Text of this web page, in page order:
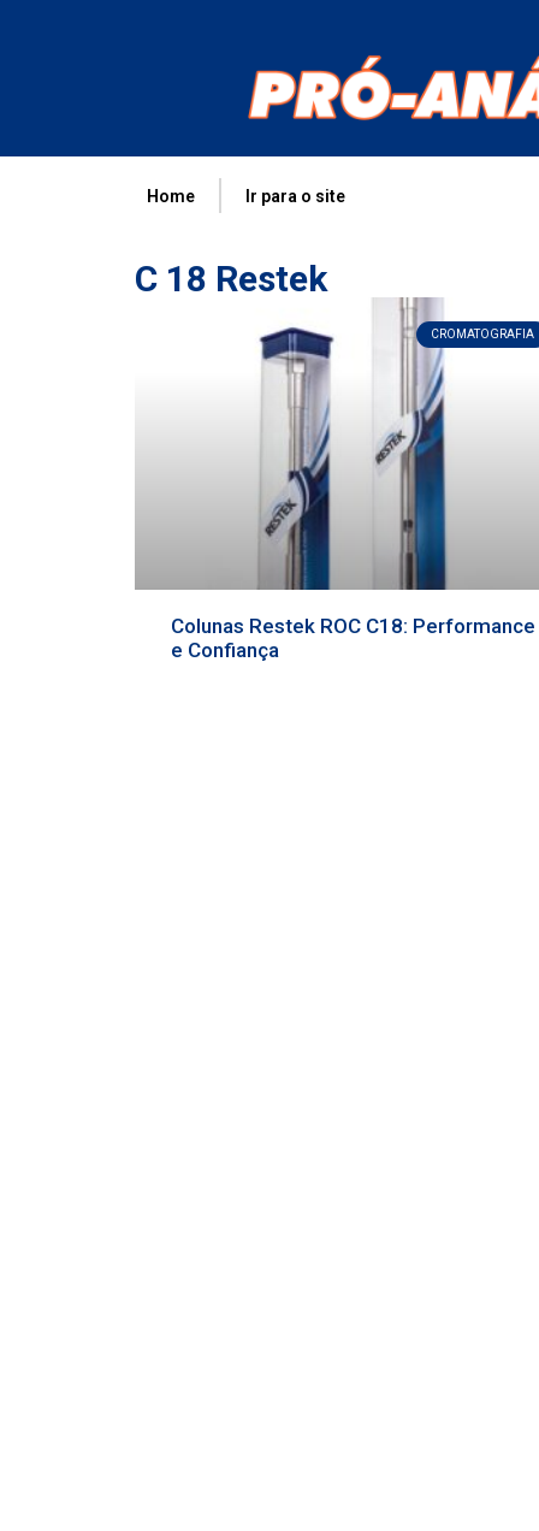
Home Ir para o site
C 18 Restek
CROMATOGRAFIA
Colunas Restek ROC C18: Performance
e Confiança